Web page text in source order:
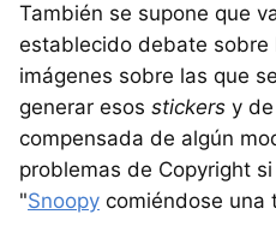
También se supone que
establecido debate sobre
imágenes sobre las que
generar esos stickers y
compensada de algún
problemas de Copyright
"Snoopy comiéndose una